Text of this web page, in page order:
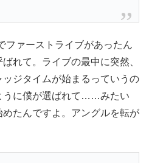
ファーストライブがあったん
れて。ライブの最中に突然、
ジタイムが始まるっていうの
うに僕が選ばれて……みたい
たんですよ。アングルを転が